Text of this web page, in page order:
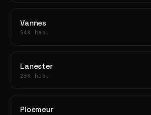
Vannes
54K hab.
Lanester
23K hab.
Ploemeur